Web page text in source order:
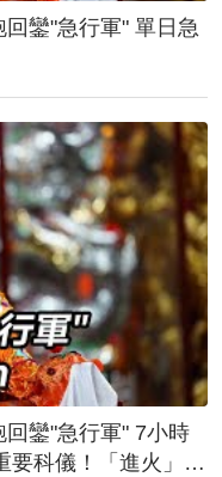
急行軍" 單日急
鑾"急行軍" 7小時
要科儀！「進火」儀